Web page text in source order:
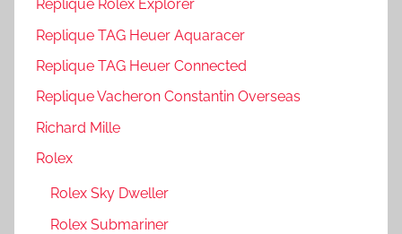
Replique Rolex Explorer
Replique TAG Heuer Aquaracer
Replique TAG Heuer Connected
Replique Vacheron Constantin Overseas
Richard Mille
Rolex
Rolex Sky Dweller
Rolex Submariner